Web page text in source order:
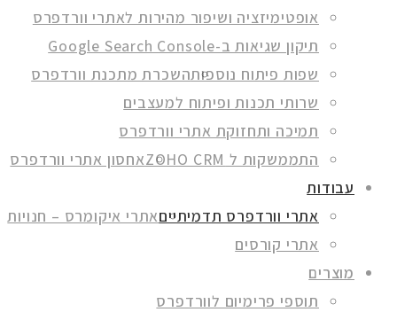
אופטימיזציה ושיפור מהירות לאתרי וורדפרס
תיקון שגיאות ב-Google Search Console
שפות פיתוח נוספותהשכרת מתכנת וורדפרס
שרותי תכנות ופיתוח למעצבים
תמיכה ותחזוקת אתרי וורדפרס
התממשקות ל ZOHO CRM
אחסון אתרי וורדפרס
עבודות
אתרי וורדפרס תדמיתייםאתרי איקומרס – חנויות
אתרי קורסים
מוצרים
תוספי פרימיום לוורדפרס